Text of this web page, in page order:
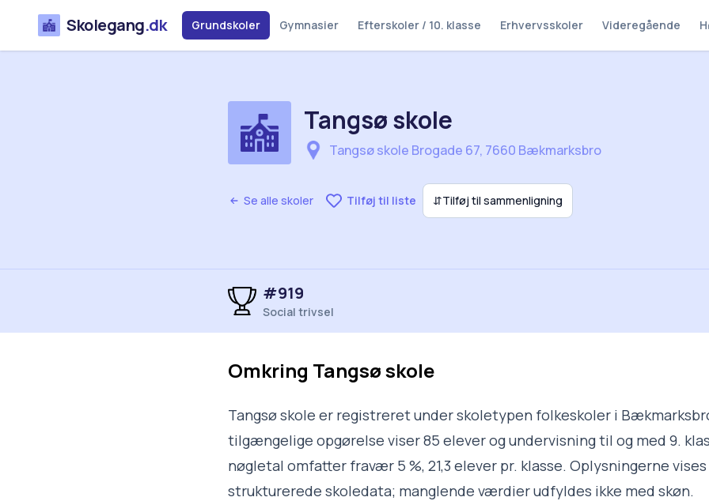
Skolegang.dk Grundskoler Gymnasier Efterskoler / 10. klasse Erhvervsskoler Videregående
Se alle skoler Tilføj til liste ⇵Tilføj til sammenligning
Tangsø skole
Tangsø skole Brogade 67, 7660 Bækmarksbro
#919
Social trivsel
Omkring Tangsø skole
Tangsø skole er registreret under skoletypen folkeskoler i
tilgængelige opgørelse viser 85 elever og undervisning til og med 9.
nøgletal omfatter fravær 5 %, 21,3 elever pr. klasse. Oplysningerne
strukturerede skoledata; manglende værdier udfyldes ikke med skøn.